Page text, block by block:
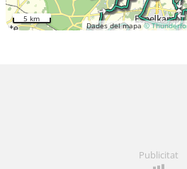
Dades del mapa©
5 km
Publicitat